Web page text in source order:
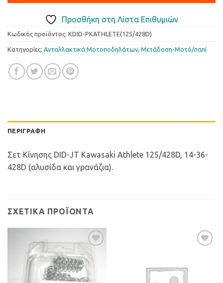
Προσθήκη στη Λίστα Επιθυμιών
Κωδικός προϊόντος: KDID-PKATHLETE(125/428D)
Κατηγορίες: Ανταλλακτικά Μοτοποδηλάτων, Μετάδοση-Μοτό/παπί
ΠΕΡΙΓΡΑΦΉ
Σετ Κίνησης DID-JT Kawasaki Athlete 125/428D, 14-36-
428D (αλυσίδα και γρανάζια).
ΣΧΕΤΙΚΆ ΠΡΟΪΌΝΤΑ
Προσθήκη
στη Λίστα
Επιθυμιών
Επιθυμιών